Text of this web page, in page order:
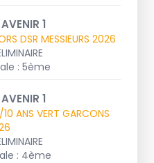
1
DSR MESSIEURS 2026
: 5ème
1
ANS VERT GARCONS
: 4ème